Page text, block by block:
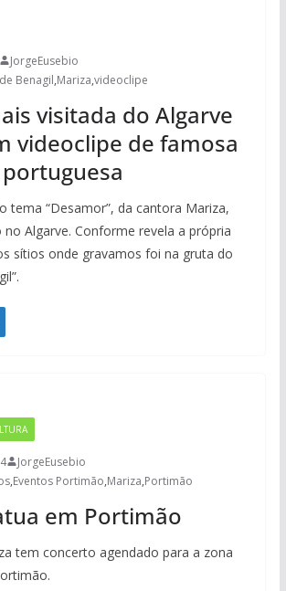
JorgeEusebio
Benagil,Mariza,videoclipe
visitada do Algarve
videoclipe de famosa
tema “Desamor”, da cantora Mariza,
Algarve. Conforme revela a própria
sítios onde gravamos foi na gruta do
JorgeEusebio
,Eventos Portimão,Mariza,Portimão
em Portimão
tem concerto agendado para a zona